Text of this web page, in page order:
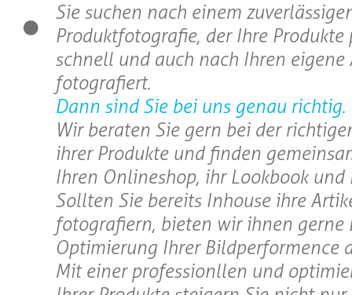
Sie suchen nach einem
Produktfotografie, der Ihre Produkte
schnell und auch nach Ihren
fotografiert.
Dann sind Sie bei uns genau richtig.
Wir beraten Sie gern bei der
ihrer Produkte und finden
Ihren Onlineshop, ihr Lookbook
Sollten Sie bereits Inhouse ihre
fotografiern, bieten wir ihnen gerne
Optimierung Ihrer Bildperformence
Mit einer professionllen und